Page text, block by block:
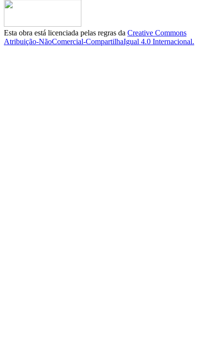
Esta obra está licenciada pelas regras da Creative Commons
Atribuição-NãoComercial-CompartilhaIgual 4.0 Internacional.